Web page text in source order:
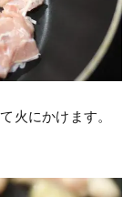
火にかけます。